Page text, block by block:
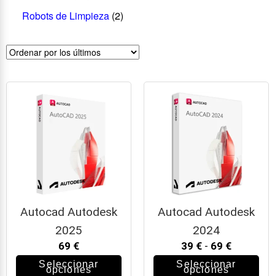
Robots de Limpieza (2)
Autocad Autodesk
2025
69 €
Seleccionar
opciones
Autocad Autodesk
2024
39 € - 69 €
Seleccionar
opciones